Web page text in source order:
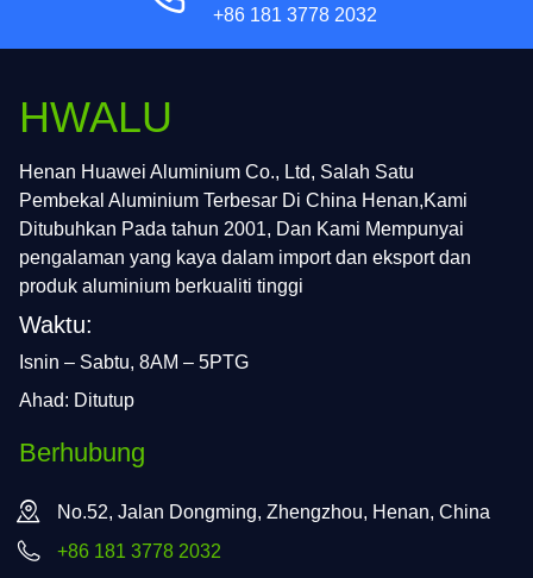
+86 181 3778 2032
HWALU
Henan Huawei Aluminium Co., Ltd, Salah Satu
Pembekal Aluminium Terbesar Di China Henan,Kami
Ditubuhkan Pada tahun 2001, Dan Kami Mempunyai
pengalaman yang kaya dalam import dan eksport dan
produk aluminium berkualiti tinggi
Waktu:
Isnin – Sabtu, 8AM – 5PTG
Ahad: Ditutup
Berhubung
No.52, Jalan Dongming, Zhengzhou, Henan, China
+86 181 3778 2032